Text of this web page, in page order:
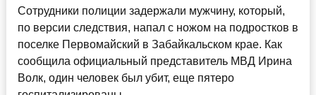
Сотрудники полиции задержали мужчину, который,
по версии следствия, напал с ножом на подростков в
поселке Первомайский в Забайкальском крае. Как
сообщила официальный представитель МВД Ирина
Волк, один человек был убит, еще пятеро